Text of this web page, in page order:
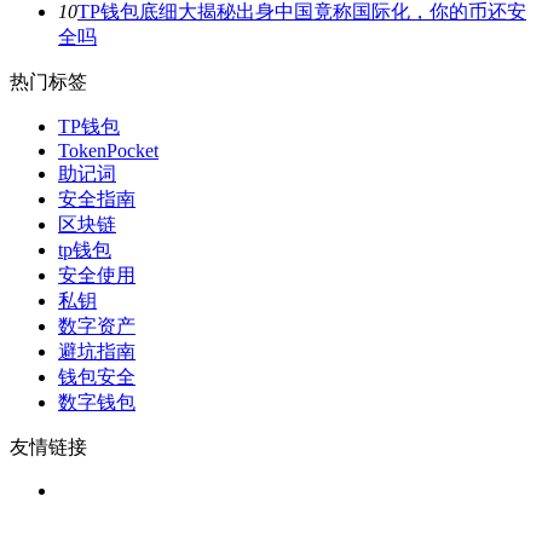
10TP钱包底细大揭秘出身中国竟称国际化，你的币还安
全吗
热门标签
TP钱包
TokenPocket
助记词
安全指南
区块链
tp钱包
安全使用
私钥
数字资产
避坑指南
钱包安全
数字钱包
友情链接